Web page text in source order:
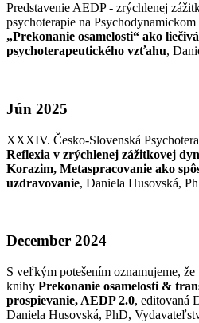
Predstavenie AEDP - zrýchlenej
psychoterapie na
„Prekonanie osamelosti“ ako
psychoterapeutického vzťahu,
Jún 2025
XXXIV. Česko-Slovenská
Reflexia v zrýchlenej zážitkovej
Korazim, Metaspracovanie ako
uzdravovanie, Daniela Husovská,
December 2024
S veľkým potešením oznamujeme,
knihy Prekonanie osamelosti &
prospievanie, AEDP 2.0, editovaná
Daniela Husovská, PhD,